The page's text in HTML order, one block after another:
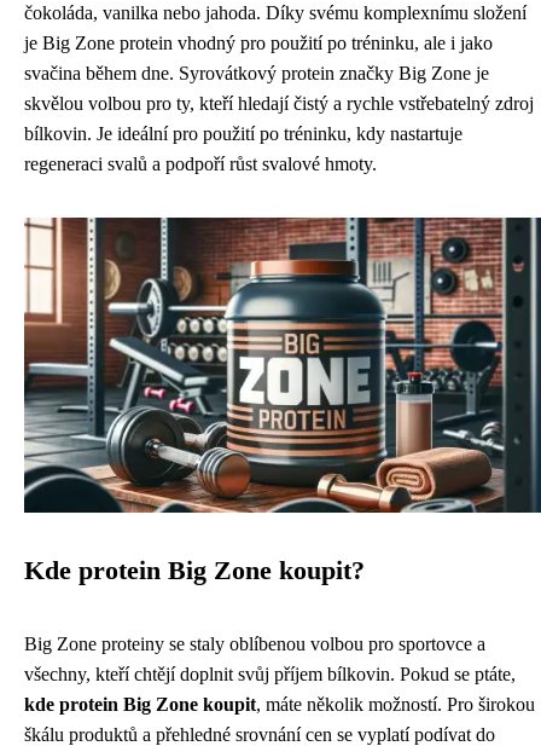
čokoláda, vanilka nebo jahoda. Díky svému komplexnímu složení
je Big Zone protein vhodný pro použití po tréninku, ale i jako
svačina během dne. Syrovátkový protein značky Big Zone je
skvělou volbou pro ty, kteří hledají čistý a rychle vstřebatelný zdroj
bílkovin. Je ideální pro použití po tréninku, kdy nastartuje
regeneraci svalů a podpoří růst svalové hmoty.
Kde protein Big Zone koupit?
Big Zone proteiny se staly oblíbenou volbou pro sportovce a
všechny, kteří chtějí doplnit svůj příjem bílkovin. Pokud se ptáte,
kde protein Big Zone koupit, máte několik možností. Pro širokou
škálu produktů a přehledné srovnání cen se vyplatí podívat do